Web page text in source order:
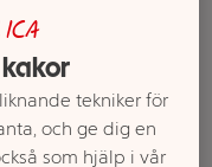
tekniker för
och ge dig en
som hjälp i vår